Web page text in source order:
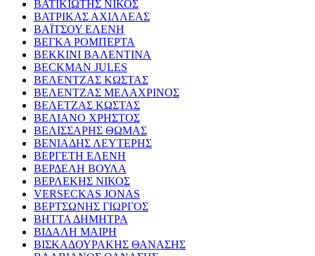
ΒΑΤΙΚΙΩΤΗΣ ΝΙΚΟΣ
ΒΑΤΡΙΚΑΣ ΑΧΙΛΛΕΑΣ
ΒΑΪΤΣΟΥ ΕΛΕΝΗ
ΒΕΓΚΑ ΡΟΜΠΕΡΤΑ
ΒΕΚΚΙΝΙ ΒΑΛΕΝΤΙΝΑ
BECKMAN JULES
ΒΕΛΕΝΤΖΑΣ ΚΩΣΤΑΣ
ΒΕΛΕΝΤΖΑΣ ΜΕΛΑΧΡΙΝΟΣ
ΒΕΛΕΤΖΑΣ ΚΩΣΤΑΣ
ΒΕΛΙΑΝΟ ΧΡΗΣΤΟΣ
ΒΕΛΙΣΣΑΡΗΣ ΘΩΜΑΣ
ΒΕΝΙΑΔΗΣ ΛΕΥΤΕΡΗΣ
ΒΕΡΓΕΤΗ ΕΛΕΝΗ
ΒΕΡΔΕΛΗ ΒΟΥΛΑ
ΒΕΡΛΕΚΗΣ ΝΙΚΟΣ
VERSECKAS JONAS
ΒΕΡΤΣΩΝΗΣ ΓΙΩΡΓΟΣ
ΒΗΤΤΑ ΔΗΜΗΤΡΑ
ΒΙΔΑΛΗ ΜΑΙΡΗ
ΒΙΣΚΑΔΟΥΡΑΚΗΣ ΘΑΝΑΣΗΣ